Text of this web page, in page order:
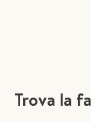
Trova la